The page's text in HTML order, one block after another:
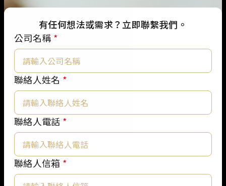
有任何想法或需求？立即聯繫我們。
公司名稱 *
聯
絡
人
姓
名
需
求
說
聯絡人姓名 *
聯絡人電話 *
聯絡人信箱 *